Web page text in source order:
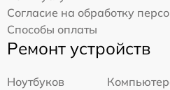
Согласие на обработку
Способы оплаты
Ремонт устройств
Ноутбуков